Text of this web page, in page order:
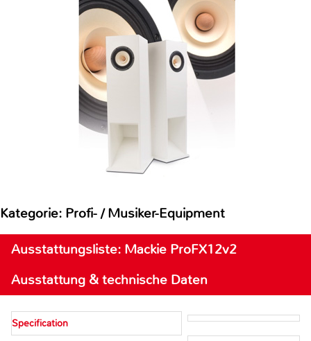
Kategorie: Profi- / Musiker-Equipment
Ausstattungsliste: Mackie ProFX12v2
Ausstattung & technische Daten
Specification